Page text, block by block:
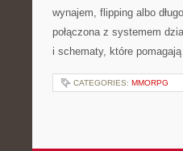
wynajem, flipping albo
połączona z systemem
i schematy, które
CATEGORIES: MMORPG